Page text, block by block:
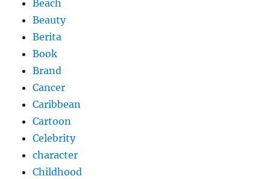
Beach
Beauty
Berita
Book
Brand
Cancer
Caribbean
Cartoon
Celebrity
character
Childhood